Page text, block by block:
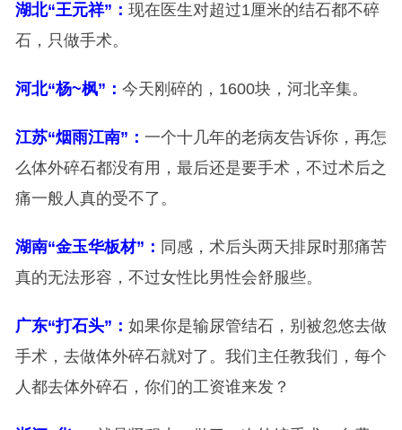
湖北“王元祥”： 现在医生对超过1厘米的结石都不碎
石，只做手术。
河北“杨~枫”： 今天刚碎的，1600块，河北辛集。
江苏“烟雨江南”： 一个十几年的老病友告诉你，再怎
么体外碎石都没有用，最后还是要手术，不过术后之
痛一般人真的受不了。
湖南“金玉华板材”： 同感，术后头两天排尿时那痛苦
真的无法形容，不过女性比男性会舒服些。
广东“打石头”： 如果你是输尿管结石，别被忽悠去做
手术，去做体外碎石就对了。我们主任教我们，每个
人都去体外碎石，你们的工资谁来发？